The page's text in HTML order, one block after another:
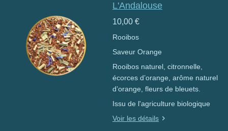
L'Andalouse
10,00 €
Rooibos
Saveur Orange
Rooibos naturel, citronnelle,
écorces d’orange, arôme naturel
d’orange, fleurs de bleuets.
Issu de l'agriculture biologique
Voir les détails